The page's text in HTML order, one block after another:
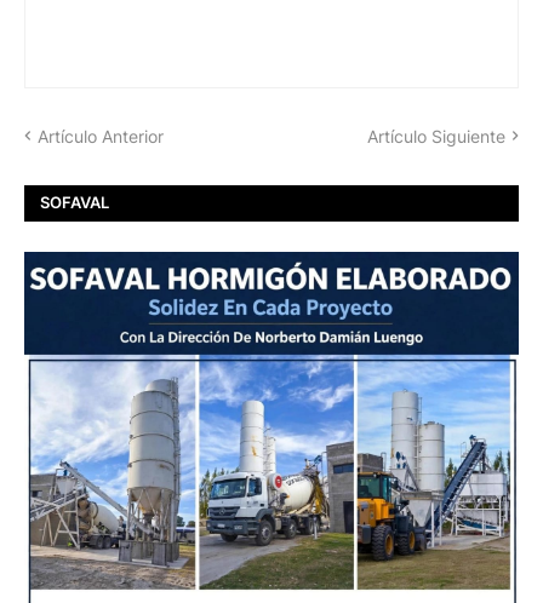
Artículo Anterior Artículo Siguiente
SOFAVAL